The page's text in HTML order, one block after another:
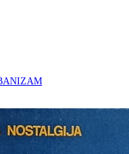
ANTROPOLOGIJA